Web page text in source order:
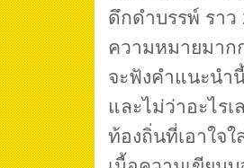
ดึกดำบรรพ์ รา
ความหมายมาก
จะฟังคำแนะนำ
และไม่ว่าอะไร
ท้องถิ่นที่เอาใจ